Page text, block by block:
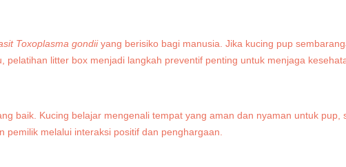
Toxoplasma gondiiyang berisiko bagi manusia. Jika kucing pup
litter box menjadi langkah preventif penting untuk menjaga
baik. Kucing belajar mengenali tempat yang aman dan nyaman untuk
melalui interaksi positif dan penghargaan.